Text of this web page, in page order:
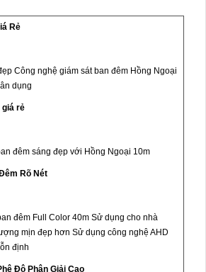
Rẻ
Công nghệ giám sát ban đêm Hồng Ngoại
dụng
giá rẻ
đêm sáng đẹp với Hồng Ngoại 10m
Rõ Nét
đêm Full Color 40m Sử dụng cho nhà
mịn đẹp hơn Sử dụng công nghệ AHD
định
Độ Phân Giải Cao